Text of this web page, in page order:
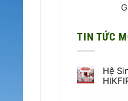
TIN TỨC
Hệ